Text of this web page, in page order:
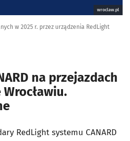
wroclaw.pl
w 2025 r. przez urządzenia RedLight
na przejazdach
RedLight systemu CANARD